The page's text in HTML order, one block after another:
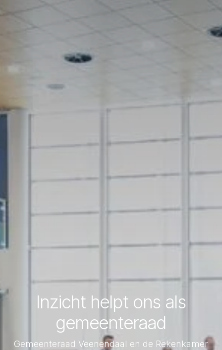
Inzicht helpt ons als
gemeenteraad
Gemeenteraad Veenendaal en de Rekenkamer